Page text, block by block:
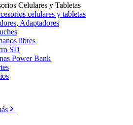
Celulares y Tabletas
celulares y tabletas
Adaptadores
libres
SD
Power Bank